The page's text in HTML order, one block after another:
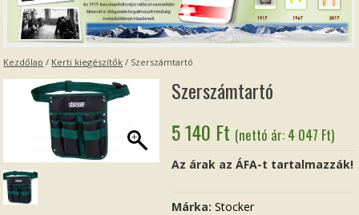
Kezdőlap / Kerti kiegészítők / Szerszámtartó
Szerszámtartó
5 140 Ft (nettó ár: 4 047 Ft)
Az árak az ÁFA-t tartalmazzák!
Márka:Stocker